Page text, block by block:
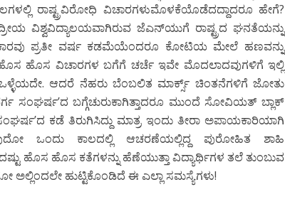
ರಾಷ್ಟ್ರವಿರೋಧಿ ವಿಚಾರಗಳುಮೊಳಕೆಯೊಡೆದದ್ದಾದರೂ ಹೇಗೆ?
ವಿಶ್ವವಿದ್ಯಾಲಯವಾಗಿರುವ ಜೆಎನ್‍ಯುಗೆ ರಾಷ್ಟ್ರದ ಘನತೆಯನ್ನು
ಪ್ರತೀ ವರ್ಷ ಕಡಮೆಯೆಂದರೂ ಕೋಟಿಯ ಮೇಲೆ ಹಣವನ್ನು
ಹೊಸ ಹೊಸ ವಿಚಾರಗಳ ಬಗೆಗೆ ಚರ್ಚೆ ಇವೇ ಮೊದಲಾದವುಗಳಿಗೆ ಇಲ್ಲಿ
ಆದರೆ ನೆಹರು ಬೆಂಬಲಿತ ಮಾರ್ಕ್ಸ್ ಚಿಂತನೆಗಳಿಗೆ ಜೋತು
ಸಂಘರ್ಷ’ದ ಬಗ್ಗೆಚುರುಕಾಗಿತ್ತಾದರೂ ಮುಂದೆ ಸೋವಿಯತ್‍ ಬ್ಲಾಕ್‍
ಕಡೆ ತಿರುಗಿಸಿದ್ದು ಮಾತ್ರ ಇಂದು ತೀರಾ ಅಪಾಯಕಾರಿಯಾಗಿ
ಒಂದು ಕಾಲದಲ್ಲಿ ಆಚರಣೆಯಲ್ಲಿದ್ದ ಪುರೋಹಿತ ಶಾಹಿ
ಹೊಸ ಹೊಸ ಕತೆಗಳನ್ನು ಹೆಣೆಯುತ್ತಾ ವಿದ್ಯಾರ್ಥಿಗಳ ತಲೆ ತುಂಬುವ
ಅಲ್ಲಿಂದಲೇ ಹುಟ್ಟಿಕೊಂಡಿದೆ ಈ ಎಲ್ಲಾ ಸಮಸ್ಯೆಗಳು!